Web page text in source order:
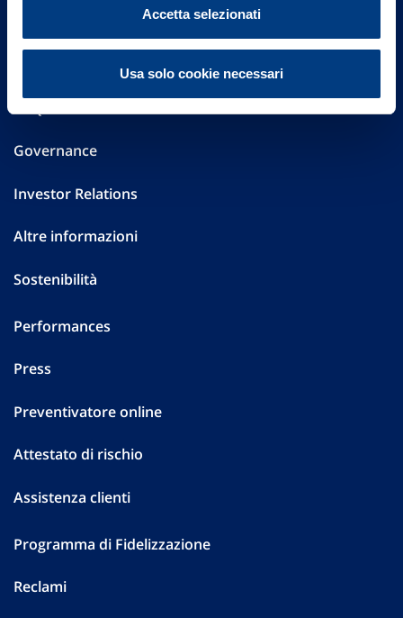
Accetta selezionati
Usa solo cookie necessari
Via Ignazio Gardella, 2
20149 Milano
Governance
Investor Relations
Altre informazioni
Sostenibilità
Performances
Press
Preventivatore online
Attestato di rischio
Assistenza clienti
Programma di Fidelizzazione
Reclami